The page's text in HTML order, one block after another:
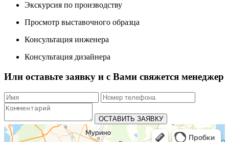
Экскурсия по производству
Просмотр выставочного образца
Консультация инженера
Консультация дизайнера
Или оставьте заявку и с Вами свяжется менеджер